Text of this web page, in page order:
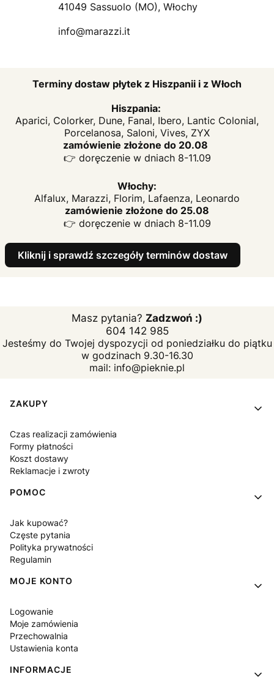
41049 Sassuolo (MO), Włochy
info@marazzi.it
Terminy dostaw płytek z Hiszpanii i z Włoch
Hiszpania:
Aparici, Colorker, Dune, Fanal, Ibero, Lantic Colonial,
Porcelanosa, Saloni, Vives, ZYX
zamówienie złożone do 20.08
👉 doręczenie w dniach 8-11.09
Włochy:
Alfalux, Marazzi, Florim, Lafaenza, Leonardo
zamówienie złożone do 25.08
👉 doręczenie w dniach 8-11.09
Kliknij i sprawdź szczegóły terminów dostaw
Masz pytania? Zadzwoń :)
604 142 985
Jesteśmy do Twojej dyspozycji od poniedziałku do piątku
w godzinach 9.30-16.30
mail: info@pieknie.pl
Linki w stopce
ZAKUPY
Czas realizacji zamówienia
Formy płatności
Koszt dostawy
Reklamacje i zwroty
POMOC
Jak kupować?
Częste pytania
Polityka prywatności
Regulamin
MOJE KONTO
Logowanie
Moje zamówienia
Przechowalnia
Ustawienia konta
INFORMACJE